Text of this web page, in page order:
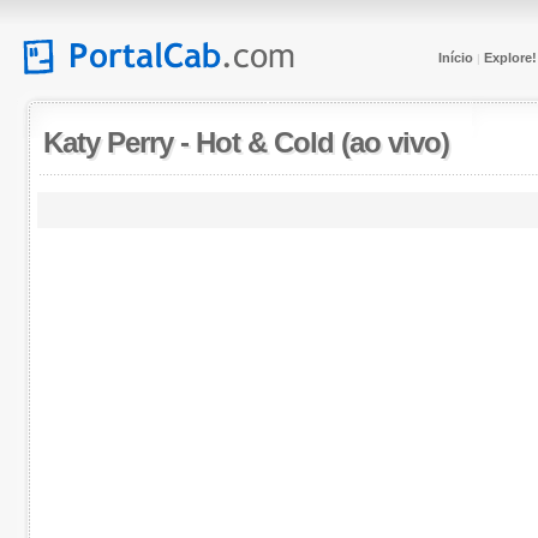
Início| Explore!
Katy Perry- Hot & Cold (ao vivo)